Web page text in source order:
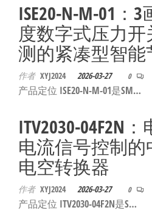
控
技
术-
广
泛
的
工
业
自
动
化
零
元件，超
过88万种
工业自动
化零部
件，正品
保障，全
国快速发
ISE20-N-M-01：
度数字式压力
测的紧凑型智能
作者 XYJ2024 2026-03-27 0
产品定位 ISE20-N-M-01是SM…
ITV2030-04F2N
电流信号控制
电空转换器
作者 XYJ2024 2026-03-27 0
产品定位 ITV2030-04F2N是S…